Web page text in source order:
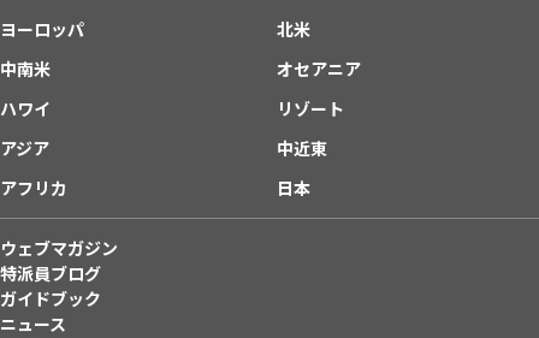
ヨーロッパ
北米
中南米
オセアニア
ハワイ
リゾート
アジア
中近東
アフリカ
日本
ウェブマガジン
特派員ブログ
ガイドブック
ニュース